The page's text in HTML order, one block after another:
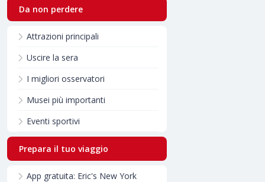
Da non perdere
Attrazioni principali
Uscire la sera
I migliori osservatori
Musei più importanti
Eventi sportivi
Prepara il tuo viaggio
App gratuita: Eric's New York